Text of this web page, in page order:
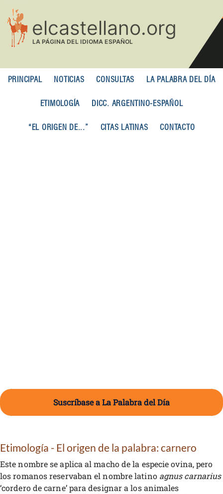
contenido
principal
PRINCIPAL NOTICIAS CONSULTAS LA PALABRA DEL DÍA
ETIMOLOGÍA DICC. ARGENTINO-ESPAÑOL
“EL ORIGEN DE...” CITAS LATINAS CONTACTO
Suscríbase a La Palabra del Día
Etimología - El origen de la palabra: carnero
Este nombre se aplica al macho de la especie ovina, pero
los romanos reservaban el nombre latino agnus carnarius
‘cordero de carne’ para designar a los animales